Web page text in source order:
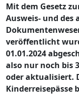
Mit dem Gesetz
Ausweis- und des
veröffentlicht
01.01.2024
also nur noch bis
oder aktualisiert.
Kinderreisepässe